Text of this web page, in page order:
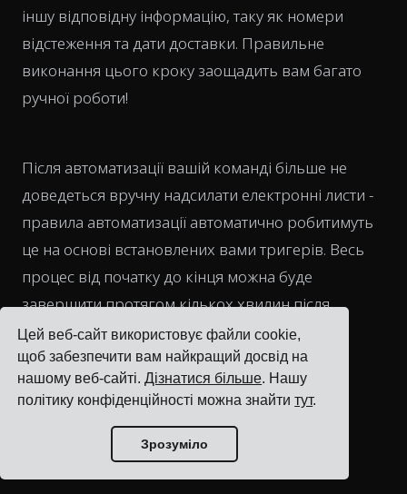
Цей веб-сайт використовує файли cookie,
щоб забезпечити вам найкращий досвід на
нашому веб-сайті.Дізнатися більше. Нашу
політику конфіденційності можна знайтитут.
Зрозуміло
іншу відповідну інформацію, таку як номери
відстеження та дати доставки. Правильне
виконання цього кроку заощадить вам багато
ручної роботи!
Після автоматизації вашій команді більше не
доведеться вручну надсилати електронні листи -
правила автоматизації автоматично робитимуть
це на основі встановлених вами тригерів. Весь
процес від початку до кінця можна буде
завершити протягом кількох хвилин після
належного налаштування та конфігурації.
Хочете дізнатися більше про автоматизацію
сповіщень про відправлення?